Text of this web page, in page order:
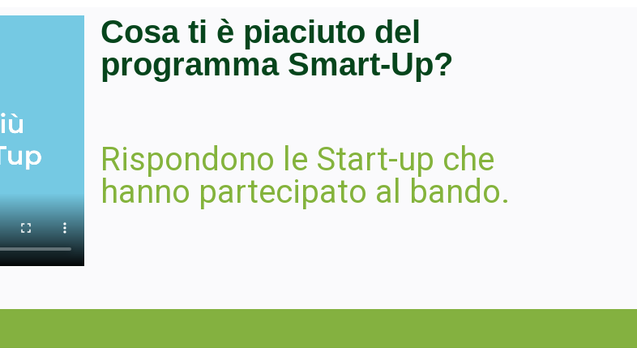
Cosa ti è piaciuto del
programma Smart-Up?
Rispondono le Start-up che
hanno partecipato al bando.